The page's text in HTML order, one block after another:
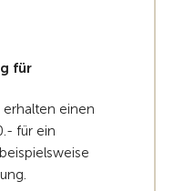
für
erhalten einen
für ein
beispielsweise